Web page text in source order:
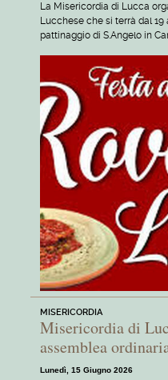
La Misericordia di Lucca
Lucchese che si terrà dal 19
pattinaggio di S.Angelo in
MISERICORDIA
Misericordia di
assemblea
Lunedì, 15 Giugno 2026